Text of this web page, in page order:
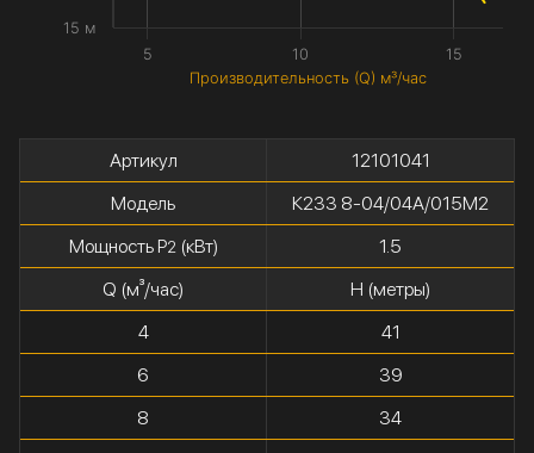
Производительность (Q) м³/час
10
5 15
15 м
Артикул
12101041
Модель
К233 8-04/04А/015М2
Мощность P2 (кВт)
1.5
Q (м³/час)
H (метры)
4
41
6
39
8
34